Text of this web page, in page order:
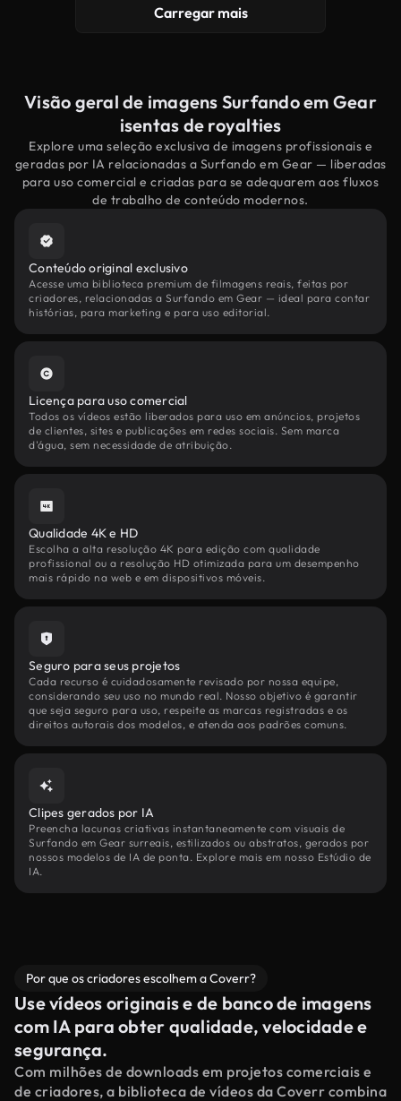
Carregar mais
Visão geral de imagens Surfando em Gear
isentas de royalties
Explore uma seleção exclusiva de imagens profissionais e
geradas por IA relacionadas a Surfando em Gear — liberadas
para uso comercial e criadas para se adequarem aos fluxos
de trabalho de conteúdo modernos.
Conteúdo original exclusivo
Acesse uma biblioteca premium de filmagens reais, feitas por
criadores, relacionadas a Surfando em Gear — ideal para contar
histórias, para marketing e para uso editorial.
Licença para uso comercial
Todos os vídeos estão liberados para uso em anúncios, projetos
de clientes, sites e publicações em redes sociais. Sem marca
d'água, sem necessidade de atribuição.
Qualidade 4K e HD
Escolha a alta resolução 4K para edição com qualidade
profissional ou a resolução HD otimizada para um desempenho
mais rápido na web e em dispositivos móveis.
Seguro para seus projetos
Cada recurso é cuidadosamente revisado por nossa equipe,
considerando seu uso no mundo real. Nosso objetivo é garantir
que seja seguro para uso, respeite as marcas registradas e os
direitos autorais dos modelos, e atenda aos padrões comuns.
Clipes gerados por IA
Preencha lacunas criativas instantaneamente com visuais de
Surfando em Gear surreais, estilizados ou abstratos, gerados por
nossos modelos de IA de ponta. Explore mais em nosso Estúdio de
IA.
Por que os criadores escolhem a Coverr?
Use vídeos originais e de banco de imagens
com IA para obter qualidade, velocidade e
segurança.
Com milhões de downloads em projetos comerciais e
de criadores, a biblioteca de vídeos da Coverr combina